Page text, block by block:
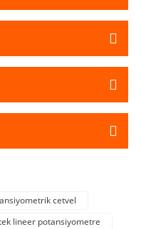
cetvel
lineer potansiyometre